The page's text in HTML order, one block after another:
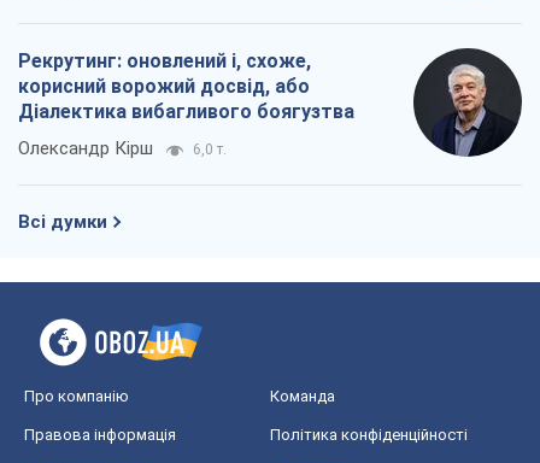
Рекрутинг: оновлений і, схоже,
корисний ворожий досвід, або
Діалектика вибагливого боягузтва
Олександр Кірш 6,0 т.
Всі думки
Про компанію Команда
Правова інформація Політика конфіденційності